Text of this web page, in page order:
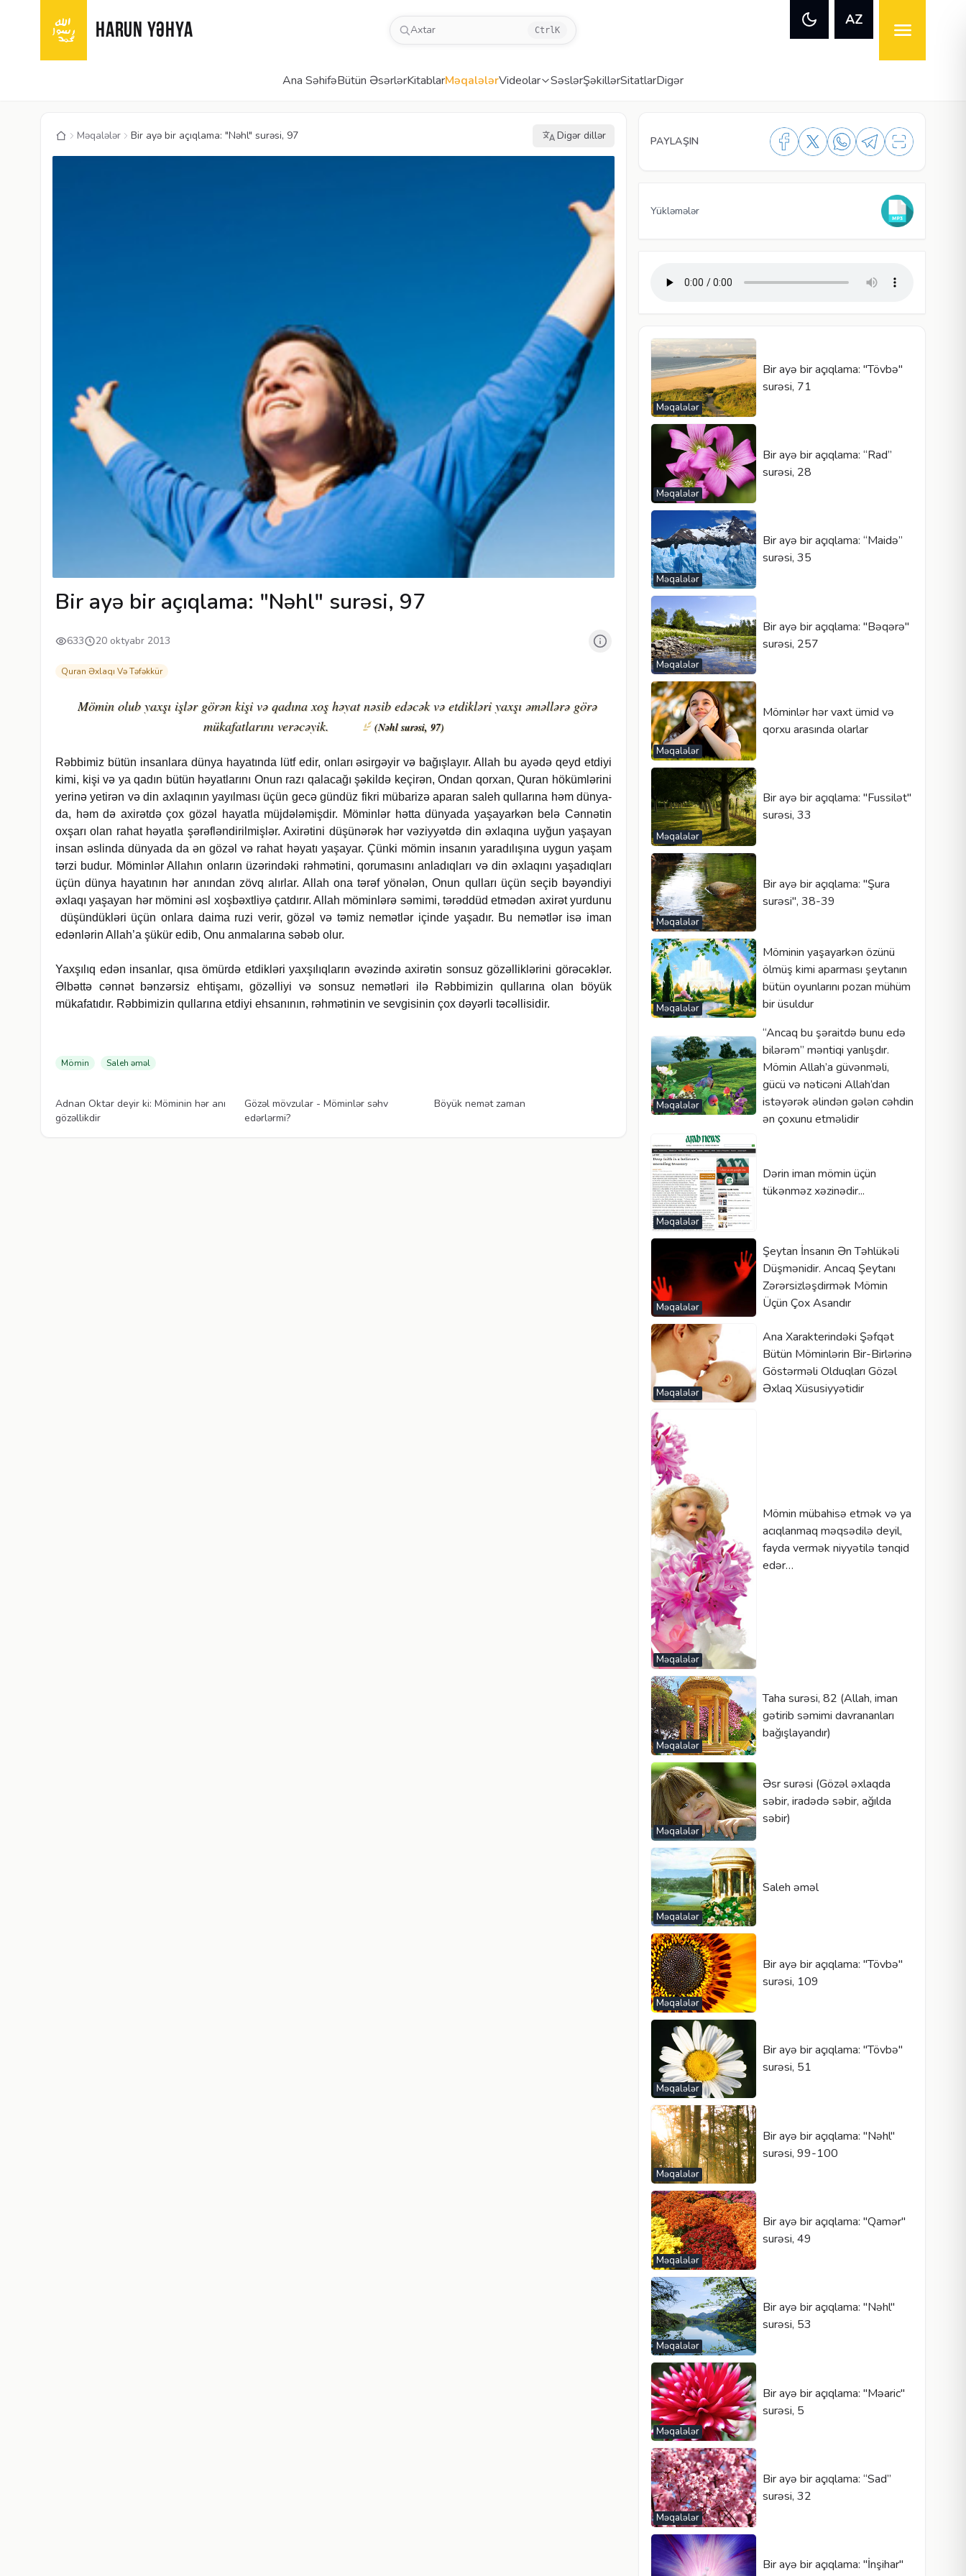
HARUN YƏHYA Axtar Ctrl K
AZ
Ana SəhifəBütün ƏsərlərKitablarMəqalələrVideolar SəslərŞəkillərSitatlarDigər
Məqalələr Bir ayə bir açıqlama: "Nəhl" surəsi, 97 Digər dillər
Bir ayə bir açıqlama: "Nəhl" surəsi, 97
633 20 oktyabr 2013
Quran Əxlaqı Və Təfəkkür
Mömin olub yaxşı işlər görən kişi və qadına xoş həyat nəsib edəcək və etdikləri yaxşı əməllərə görə
mükafatlarını verəcəyik.
(Nəhl surəsi, 97)
Rəb­bi­miz bütün in­san­la­ra dün­ya ha­ya­tın­da lü­tf edir, on­la­rı əsir­gə­yir və ba­ğış­la­yır. Al­lah bu ayədə qeyd etdiyi
kimi, kişi və ya qa­dın bütün həyat­la­rı­nı Onun ra­zı qalacağı şəkildə keçirən, Ondan qorxan, Qu­ran hökümlərini
yerinə yetirən və din ax­la­qı­nın ya­yıl­ma­sı üçün ge­cə gün­düz fik­ri mübarizə aparan sa­leh qul­la­rı­na həm dün­ya­
da, həm də axi­rət­də çox gö­zəl ha­yatla müjdələmişdir. Mö­min­lər hətta dünyada yaşayarkən belə Cən­nətin
oxşarı olan rahat həyatla şərəfləndirilmişlər. Axi­rə­tini düşünərək hər vəziyyətdə din əxlaqına uyğun ya­şa­yan
insan əs­lin­da dün­ya­da da ən gözəl və ra­hat həyatı yaşayar. Çün­ki mömin insanın ya­radılışına uy­gun ya­şam
tər­zi bu­dur. Mö­min­lər Al­lahın onların üzərindəki rəh­mə­ti­ni, qorumasını anladıqları və din əxlaqını ya­şa­dıqla­rı
üçün dün­ya ha­ya­tı­nın hər anın­dan zövq alır­lar. Al­lah ona tərəf yönələn, Onun qul­la­rı üçün se­çib bəyəndiyi
əxlaqı yaşayan hər mö­mi­ni əsl xoşbəxtliyə çatdırır. Al­lah mömin­lə­rə sə­mi­mi, tərəddüd etmədən axirət yurdunu
düşündükləri üçün onlara daima ruzi verir, gö­zəl və tə­miz ne­mət­lər için­de ya­şa­dır. Bu ne­mət­lər isə iman
edən­lə­rin Al­lah’a şükü­r e­dib, Onu an­ma­la­rı­na səbəb olur.
Yaxşılıq edən in­san­lar, qısa ömürdə etdikləri yaxşılıqların əvəzində axirətin sonsuz gözəlliklərini görəcəklər.
Əl­bət­tə cən­nət bənzərsiz ehtişamı, gözəlliyi və son­suz nemətləri ilə Rəbbimizin qullarına olan böyük
mükafatıdır. Rəbbimizin qullarına etdiyi ehsanının, rəhmətinin ve sevgisinin çox dəyərli təcəllisidir.
Mömin Saleh əməl
Adnan Oktar deyir ki: Möminin hər anı
gözəllikdir
Gözəl mövzular - Möminlər səhv
edərlərmi?
Böyük nemət zaman
PAYLAŞIN
Yükləmələr
Məqalələr
Bir ayə bir açıqlama: "Tövbə"
surəsi, 71
Məqalələr
Bir ayə bir açıqlama: “Rad”
surəsi, 28
Məqalələr
Bir ayə bir açıqlama: “Maidə”
surəsi, 35
Məqalələr
Bir ayə bir açıqlama: "Bəqərə"
surəsi, 257
Məqalələr
Möminlər hər vaxt ümid və
qorxu arasında olarlar
Məqalələr
Bir ayə bir açıqlama: "Fussilət"
surəsi, 33
Məqalələr
Bir ayə bir açıqlama: "Şura
surəsi", 38-39
Məqalələr
Möminin yaşayarkən özünü
ölmüş kimi aparması şeytanın
bütün oyunlarını pozan mühüm
bir üsuldur
Məqalələr
“Ancaq bu şəraitdə bunu edə
bilərəm” məntiqi yanlışdır.
Mömin Allah’a güvənməli,
gücü və nəticəni Allah’dan
istəyərək əlindən gələn cəhdin
ən çoxunu etməlidir
Məqalələr
Dərin iman mömin üçün
tükənməz xəzinədir...
Məqalələr
Şeytan İnsanın Ən Təhlükəli
Düşmənidir. Ancaq Şeytanı
Zərərsizləşdirmək Mömin
Üçün Çox Asandır
Məqalələr
Ana Xarakterindəki Şəfqət
Bütün Möminlərin Bir-Birlərinə
Göstərməli Olduqları Gözəl
Əxlaq Xüsusiyyətidir
Məqalələr
Mömin mübahisə etmək və ya
acıqlanmaq məqsədilə deyil,
fayda vermək niyyətilə tənqid
edər…
Məqalələr
Taha surəsi, 82 (Allah, iman
gətirib səmimi davrananları
bağışlayandır)
Məqalələr
Əsr surəsi (Gözəl əxlaqda
səbir, iradədə səbir, ağılda
səbir)
Məqalələr
Saleh əməl
Məqalələr
Bir ayə bir açıqlama: "Tövbə"
surəsi, 109
Məqalələr
Bir ayə bir açıqlama: "Tövbə"
surəsi, 51
Məqalələr
Bir ayə bir açıqlama: "Nəhl"
surəsi, 99-100
Məqalələr
Bir ayə bir açıqlama: "Qamər"
surəsi, 49
Məqalələr
Bir ayə bir açıqlama: "Nəhl"
surəsi, 53
Məqalələr
Bir ayə bir açıqlama: "Məaric"
surəsi, 5
Məqalələr
Bir ayə bir açıqlama: “Sad”
surəsi, 32
Bir ayə bir açıqlama: "İnşihar"